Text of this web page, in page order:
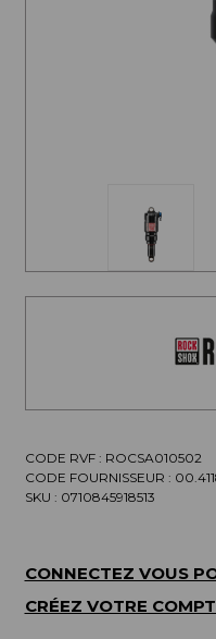
CODE RVF : ROCSA010502
CODE FOURNISSEUR :
SKU : 0710845918513
CONNECTEZ VOUS
CRÉEZ VOTRE